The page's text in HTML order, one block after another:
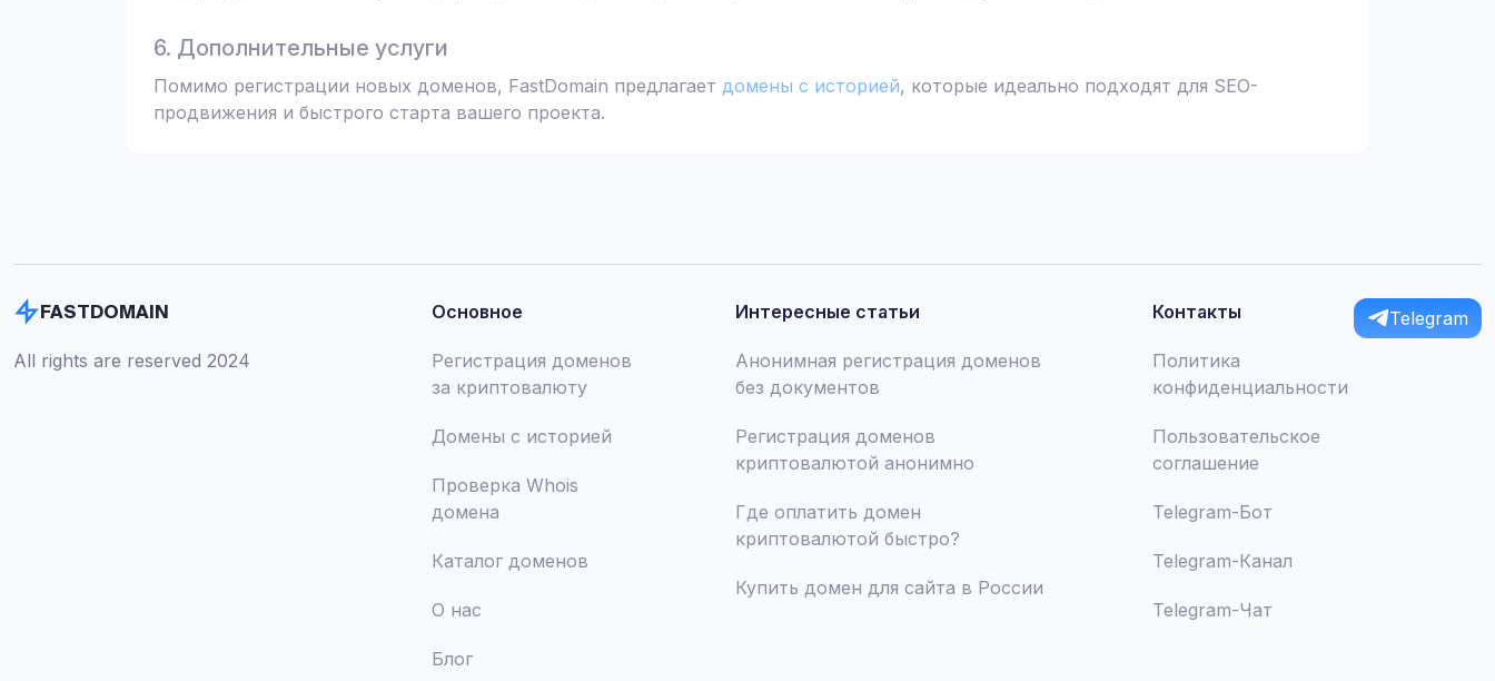
6. Дополнительные услуги
Помимо регистрации новых доменов, FastDomain предлагает домены с историей, которые идеально подходят для SEO-
продвижения и быстрого старта вашего проекта.
FASTDOMAIN
All rights are reserved 2024
Основное
Регистрация доменов
за криптовалюту
Домены с историей
Проверка Whois
домена
Каталог доменов
О нас
Блог
Интересные статьи
Анонимная регистрация доменов
без документов
Регистрация доменов
криптовалютой анонимно
Где оплатить домен
криптовалютой быстро?
Купить домен для сайта в России
Контакты
Политика
конфиденциальности
Пользовательское
соглашение
Telegram-Бот
Telegram-Канал
Telegram-Чат
Telegram